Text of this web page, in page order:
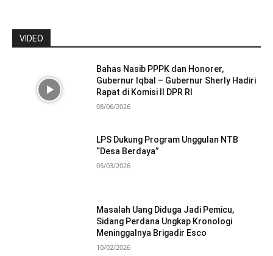
VIDEO
Bahas Nasib PPPK dan Honorer,
Gubernur Iqbal – Gubernur Sherly Hadiri
Rapat di Komisi II DPR RI
08/06/2026
LPS Dukung Program Unggulan NTB
“Desa Berdaya”
05/03/2026
Masalah Uang Diduga Jadi Pemicu,
Sidang Perdana Ungkap Kronologi
Meninggalnya Brigadir Esco
10/02/2026